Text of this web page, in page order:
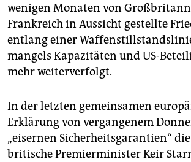
wenigen Monaten von
Frankreich in Aussicht gestellte
entlang einer
mangels Kapazitäten und US-
mehr weiterverfolgt.
In der letzten gemeinsamen
Erklärung von vergangenem
„eisernen Sicherheitsgarantien“ die
britische Premierminister Keir